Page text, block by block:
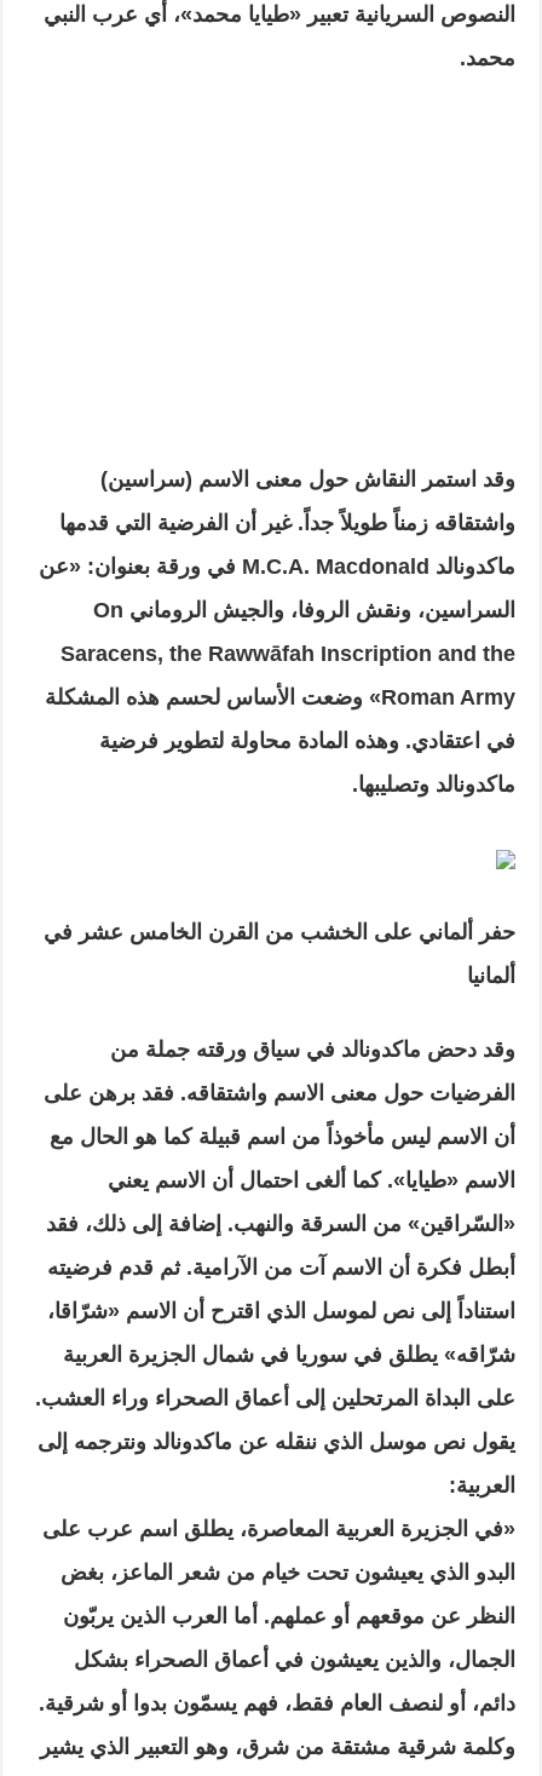
النصوص السريانية تعبير «طيايا محمد»، أي عرب النبي
محمد.
وقد استمر النقاش حول معنى الاسم (سراسين)
واشتقاقه زمناً طويلاً جداً. غير أن الفرضية التي قدمها
ماكدونالد M.C.A. Macdonald في ورقة بعنوان: «عن
السراسين، ونقش الروفا، والجيش الروماني On
Saracens, the Rawwāfah Inscription and the
Roman Army» وضعت الأساس لحسم هذه المشكلة
في اعتقادي. وهذه المادة محاولة لتطوير فرضية
ماكدونالد وتصليبها.
حفر ألماني على الخشب من القرن الخامس عشر في
ألمانيا
وقد دحض ماكدونالد في سياق ورقته جملة من
الفرضيات حول معنى الاسم واشتقاقه. فقد برهن على
أن الاسم ليس مأخوذاً من اسم قبيلة كما هو الحال مع
الاسم «طيايا». كما ألغى احتمال أن الاسم يعني
«السّراقين» من السرقة والنهب. إضافة إلى ذلك، فقد
أبطل فكرة أن الاسم آت من الآرامية. ثم قدم فرضيته
استناداً إلى نص لموسل الذي اقترح أن الاسم «شرّاقا،
شرّاقه» يطلق في سوريا في شمال الجزيرة العربية
على البداة المرتحلين إلى أعماق الصحراء وراء العشب.
يقول نص موسل الذي ننقله عن ماكدونالد ونترجمه إلى
العربية:
«في الجزيرة العربية المعاصرة، يطلق اسم عرب على
البدو الذي يعيشون تحت خيام من شعر الماعز، بغض
النظر عن موقعهم أو عملهم. أما العرب الذين يربّون
الجمال، والذين يعيشون في أعماق الصحراء بشكل
دائم، أو لنصف العام فقط، فهم يسمّون بدوا أو شرقية.
وكلمة شرقية مشتقة من شرق، وهو التعبير الذي يشير